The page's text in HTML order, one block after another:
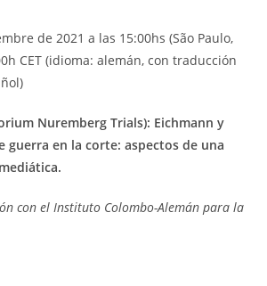
de 2021 a las 15:00hs (São Paulo,
CET (idioma: alemán, con traducción
Nuremberg Trials): Eichmann y
guerra en la corte: aspectos de una
con el Instituto Colombo-Alemán para la